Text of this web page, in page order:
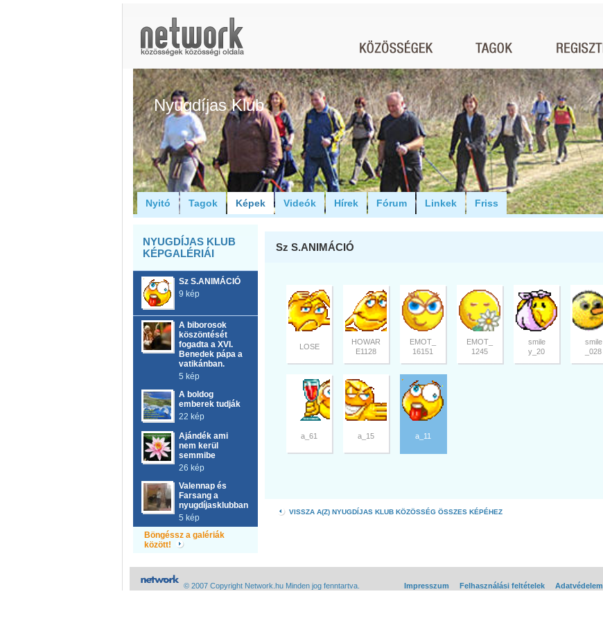
Nyugdíjas Klub
Nyitó Tagok Képek Videók Hírek Fórum Linkek Friss
NYUGDÍJAS KLUB
KÉPGALÉRIÁI
Sz S.ANIMÁCIÓ
9 kép
A biborosok
köszöntését
fogadta a XVI.
Benedek pápa a
vatikánban.
5 kép
A boldog
emberek tudják
22 kép
Ajándék ami
nem kerül
semmibe
26 kép
Valennap és
Farsang a
nyugdíjasklubban
5 kép
Böngéssz a galériák
között!
Sz S.ANIMÁCIÓ
LOSE
HOWAR
E1128
EMOT_
16151
EMOT_
1245
smile
y_20
smile
_028
a_61 a_15 a_11
VISSZA A(Z) NYUGDÍJAS KLUB KÖZÖSSÉG ÖSSZES KÉPÉHEZ
© 2007 Copyright Network.hu Minden jog fenntartva. Impresszum Felhasználási feltételek Adatvédelem